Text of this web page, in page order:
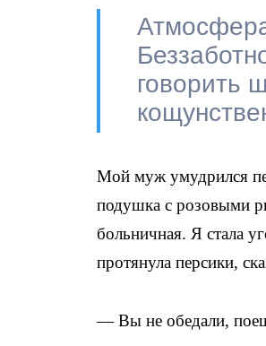
говорить
Мой муж умудрился
подушка с розовыми
больничная. Я стала
протянула персики,
— Вы не обедали,